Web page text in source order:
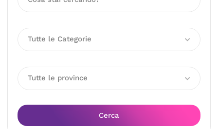
Tutte le Categorie
Tutte le province
Cerca